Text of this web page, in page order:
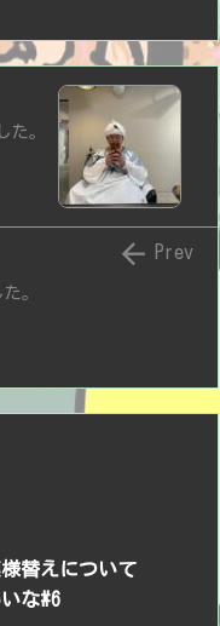
た。
。
 Prev
様替えについて
な#6